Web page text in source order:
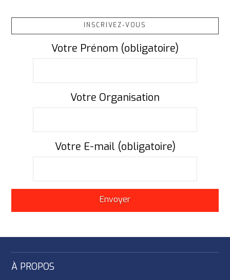
INSCRIVEZ-VOUS
Votre Prénom (obligatoire)
Votre Organisation
Votre E-mail (obligatoire)
À PROPOS